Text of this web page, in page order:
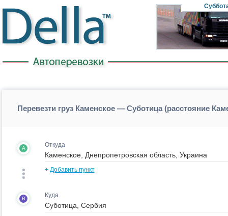
Перевезти груз Каменское — Суботица (расстояние
A Откуда
+ Добавить пункт
B Куда